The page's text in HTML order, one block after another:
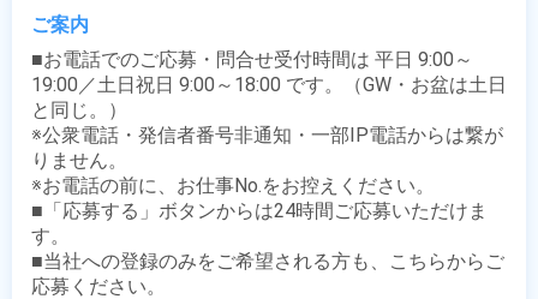
ご案内
■お電話でのご応募・問合せ受付時間は 平日 9:00～
19:00／土日祝日 9:00～18:00 です。（GW・お盆は土日
と同じ。）
※公衆電話・発信者番号非通知・一部IP電話からは繋が
りません。
※お電話の前に、お仕事No.をお控えください。
■「応募する」ボタンからは24時間ご応募いただけま
す。
■当社への登録のみをご希望される方も、こちらからご
応募ください。